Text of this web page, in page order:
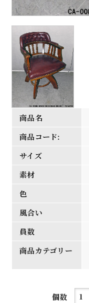
商品名
商品コード:
サイズ
素材
色
風合い
員数
商品カテゴリー
個数
茶